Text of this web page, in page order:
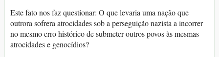
Este fato nos faz questionar: O que levaria uma nação que
outrora sofrera atrocidades sob a perseguição nazista a incorrer
no mesmo erro histórico de submeter outros povos às mesmas
atrocidades e genocídios?